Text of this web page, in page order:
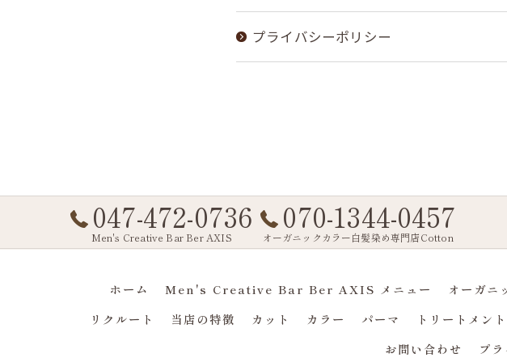
プライバシーポリシー
047-472-0736
Men's Creative Bar Ber AXIS
070-1344-0457
オーガニックカラー白髪染め専門店Cotton
ホーム Men's Creative Bar Ber AXIS メニュー オーガニ
リクルート
当店の特徴 カット カラー パーマ トリートメント
お問い合わせ
プ